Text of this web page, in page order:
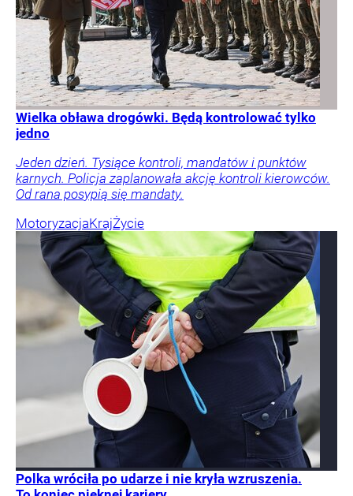
Wielka obława drogówki. Będą kontrolować tylko
jedno
Jeden dzień. Tysiące kontroli, mandatów i punktów
karnych. Policja zaplanowała akcję kontroli kierowców.
Od rana posypią się mandaty.
MotoryzacjaKrajŻycie
Polka wróciła po udarze i nie kryła wzruszenia.